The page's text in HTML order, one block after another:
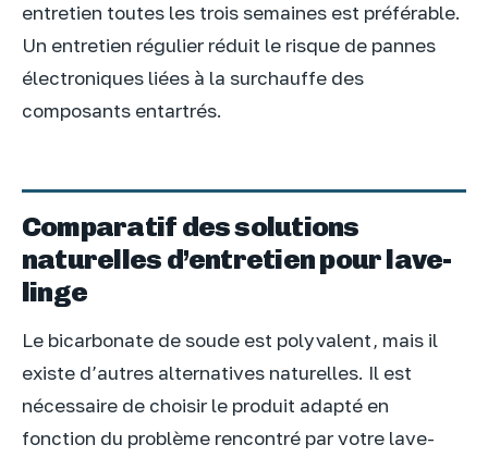
entretien toutes les trois semaines est préférable.
Un entretien régulier réduit le risque de pannes
électroniques liées à la surchauffe des
composants entartrés.
Comparatif des solutions
naturelles d’entretien pour lave-
linge
Le bicarbonate de soude est polyvalent, mais il
existe d’autres alternatives naturelles. Il est
nécessaire de choisir le produit adapté en
fonction du problème rencontré par votre lave-